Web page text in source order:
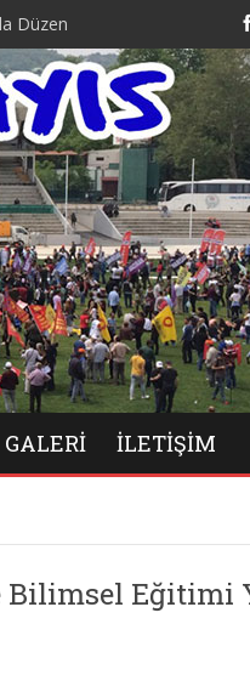
GALERİ İLETIŞIM
Bilimsel Eğitimi